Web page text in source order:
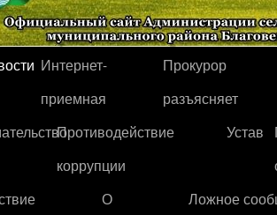
Интернет-
приемная
Прокурор
разъясняет
Противодействие
коррупции
Устав
О
Ложное